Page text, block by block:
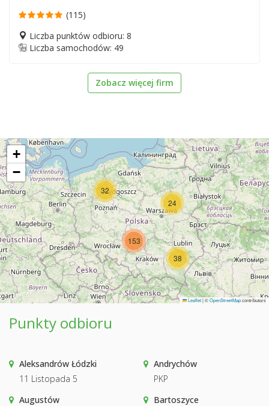
(115)
Liczba punktów odbioru: 8
Liczba samochodów: 49
Zobacz więcej firm
32
38
24
153
+
−
Leaflet|©OpenStreetMapcontributors
Punkty odbioru
Aleksandrów Łódzki
11 Listopada 5
Andrychów
PKP
Augustów
Bartoszyce